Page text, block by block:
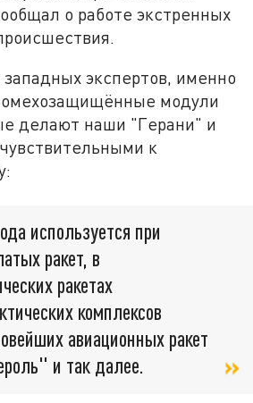
о работе экстренных
экспертов, именно
модули
делают наши "Герани" и
к
используется при
ракет, в
ракетах
комплексов
авиационных ракет
и так далее.